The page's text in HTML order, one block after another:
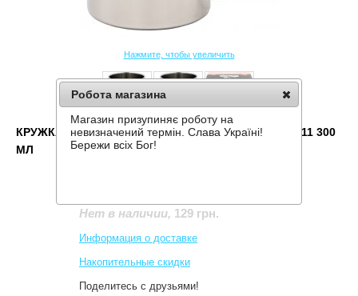
Нажмите, чтобы увеличить
КРУЖКА СО СКЛАДНЫМИ РУЧКАМИ TRAMP TRC-011 300
МЛ
Нет в наличии, 129 грн.
Информация о доставке
Накопительные скидки
Поделитесь с друзьями!
Робота магазина
Магазин призупиняє роботу на
невизначений термін. Слава Україні!
Бережи всіх Бог!